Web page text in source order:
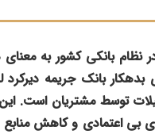
نظام بانکی کشور به
بدهکار بانک جریمه
توسط مشتریان است.
بی اعتمادی و کاهش